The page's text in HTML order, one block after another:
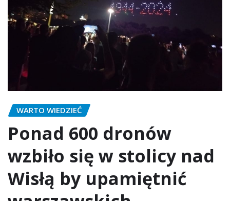
WARTO WIEDZIEĆ
Ponad 600 dronów
wzbiło się w stolicy nad
Wisłą by upamiętnić